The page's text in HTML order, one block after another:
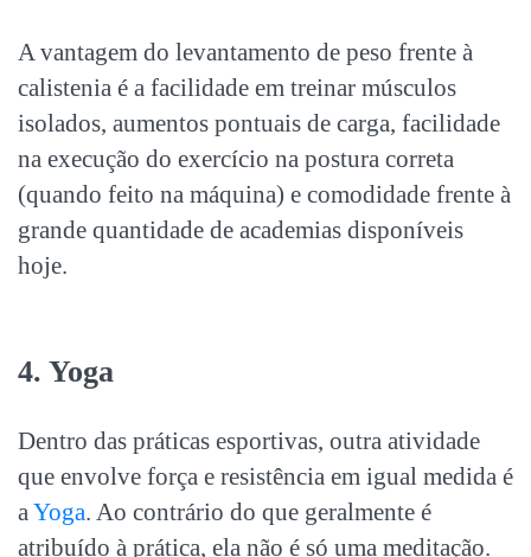
A vantagem do levantamento de peso frente à
calistenia é a facilidade em treinar músculos
isolados, aumentos pontuais de carga, facilidade
na execução do exercício na postura correta
(quando feito na máquina) e comodidade frente à
grande quantidade de academias disponíveis
hoje.
4. Yoga
Dentro das práticas esportivas, outra atividade
que envolve força e resistência em igual medida é
aYoga. Ao contrário do que geralmente é
atribuído à prática, ela não é só uma meditação.